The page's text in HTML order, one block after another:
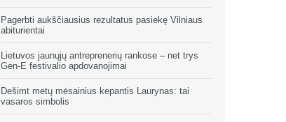
Pagerbti aukščiausius rezultatus pasiekę Vilniaus
abiturientai
Lietuvos jaunųjų antreprenerių rankose – net trys
Gen-E festivalio apdovanojimai
Dešimt metų mėsainius kepantis Laurynas: tai
vasaros simbolis